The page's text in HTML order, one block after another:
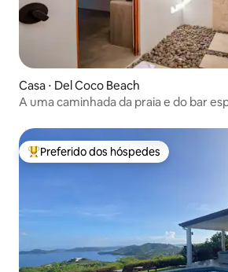
Casa ⋅ Del Coco Beach
A uma caminhada da praia e do bar
Entre os melhores preferidos dos
Preferido dos hóspedes